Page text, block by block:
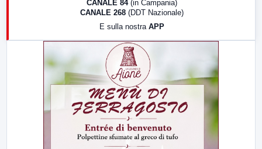
CANALE 84 (in Campania)
CANALE 268 (DDT Nazionale)
E sulla nostra APP